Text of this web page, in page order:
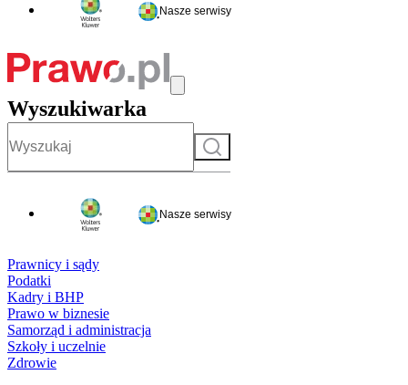
Nasze serwisy
Wyszukiwarka
Szukaj
Nasze serwisy
Prawnicy i sądy
Podatki
Kadry i BHP
Prawo w biznesie
Samorząd i administracja
Szkoły i uczelnie
Zdrowie